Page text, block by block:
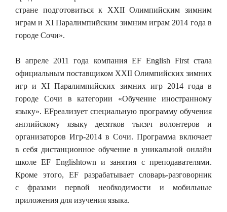
стране подготовиться к XXII Олимпийским зимним
играм и XI Паралимпийским зимним играм 2014 года в
городе Сочи».
В апреле 2011 года компания EF English First стала
официальным поставщиком XXII Олимпийских зимних
игр и XI Паралимпийских зимних игр 2014 года в
городе Сочи в категории «Обучение иностранному
языку». EFреализует специальную программу обучения
английскому языку десятков тысяч волонтеров и
организаторов Игр-2014 в Сочи. Программа включает
в себя дистанционное обучение в уникальной онлайн
школе EF Englishtown и занятия с преподавателями.
Кроме этого, EF разрабатывает словарь-разговорник
с фразами первой необходимости и мобильные
приложения для изучения языка.